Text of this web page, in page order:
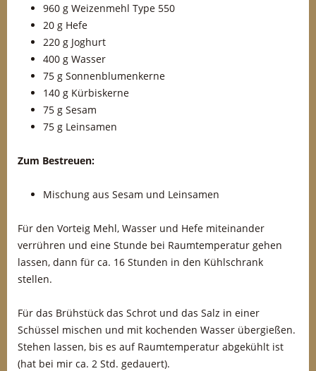
960 g Weizenmehl Type 550
20 g Hefe
220 g Joghurt
400 g Wasser
75 g Sonnenblumenkerne
140 g Kürbiskerne
75 g Sesam
75 g Leinsamen
Zum Bestreuen:
Mischung aus Sesam und Leinsamen
Für den Vorteig Mehl, Wasser und Hefe miteinander
verrühren und eine Stunde bei Raumtemperatur gehen
lassen, dann für ca. 16 Stunden in den Kühlschrank
stellen.
Für das Brühstück das Schrot und das Salz in einer
Schüssel mischen und mit kochenden Wasser übergießen.
Stehen lassen, bis es auf Raumtemperatur abgekühlt ist
(hat bei mir ca. 2 Std. gedauert).